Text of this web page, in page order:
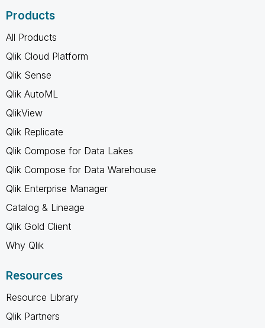
Products
All Products
Qlik Cloud Platform
Qlik Sense
Qlik AutoML
QlikView
Qlik Replicate
Qlik Compose for Data Lakes
Qlik Compose for Data Warehouse
Qlik Enterprise Manager
Catalog & Lineage
Qlik Gold Client
Why Qlik
Resources
Resource Library
Qlik Partners